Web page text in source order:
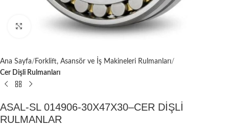
Büyütmek için tıklayın
Ana Sayfa
Forklift, Asansör ve İş Makineleri Rulmanları
Cer Dişli Rulmanları
ASAL-SL 014906-30X47X30–CER DİŞLİ
RULMANLAR